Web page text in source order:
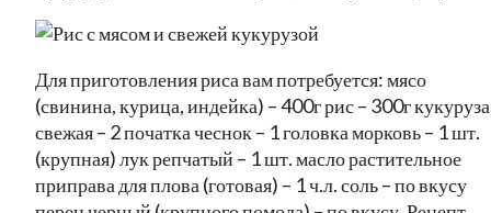
Для приготовления риса вам потребуется: мясо
(свинина, курица, индейка) – 400г рис – 300г кукуруза
свежая – 2 початка чеснок – 1 головка морковь – 1 шт.
(крупная) лук репчатый – 1 шт. масло растительное
приправа для плова (готовая) – 1 ч.л. соль – по вкусу